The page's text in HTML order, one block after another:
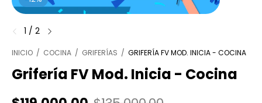
1 / 2
INICIO / COCINA / GRIFERÍAS / GRIFERÍA FV MOD. INICIA - COCINA
Grifería FV Mod. Inicia - Cocina